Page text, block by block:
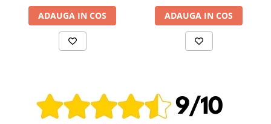
iPhone X
iPhone 8 Plus
iPhone SE 2020 2nd
iPhone 6s Plus
🔹 Verifică layout-ul actual înainte de comandă
Adu-ți MacBook-ul Retina 12" A1534 din nou la viață cu o
tastatură perfect compatibilă – în varianta dorită!
ADAUGA IN COS ADAUGA IN COS